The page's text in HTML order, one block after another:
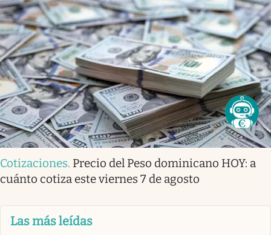
Cotizaciones. Precio del Peso dominicano HOY: a
cuánto cotiza este viernes 7 de agosto
Las más leídas